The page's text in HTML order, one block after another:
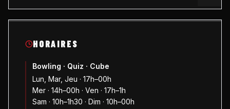
HORAIRES
Bowling · Quiz · Cube
Lun, Mar, Jeu · 17h–00h
Mer · 14h–00h · Ven · 17h–1h
Sam · 10h–1h30 · Dim · 10h–00h